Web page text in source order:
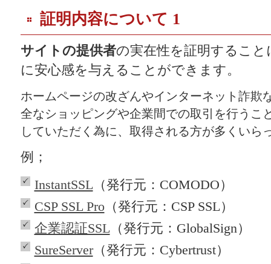
証明内容について 1
サイトの提供者の実在性を証明するこ
に安心感を与えることができます。
ホームページの改ざんやインターネット詐欺
全なショッピングや企業間での取引を行うこ
していただく為に、取得される方が多くいら
例；
InstantSSL （発行元：COMODO）
CSP SSL Pro（発行元：CSP SSL）
企業認証SSL （発行元：GlobalSign）
SureServer（発行元：Cybertrust）